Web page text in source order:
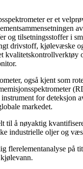
er et
og tilsetningsstoffer i
drivstoff, kjølevæske
kvalitetskontrollverktøy
også kjent som
for deteksjon
markedet.
til å nøyaktig
industrielle oljer og
flerelementanalyse på